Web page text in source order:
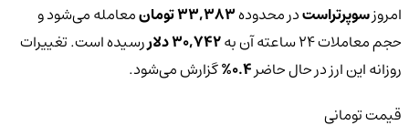
امروزسوپرتراستدر محدوده33,383 تومان
معامله می‌شود و
حجم معاملات ۲۴ ساعته آن به
30,742 دلار
رسیده است. تغییرات
روزانه این ارز در حال حاضر0.4% گزارش می‌شود.
قیمت تومانی